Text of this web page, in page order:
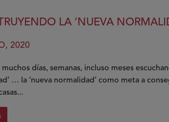
con
COVID-
en
nuestras
playas
LA ‘NUEVA
2020
muchos días, semanas, incluso meses
… la ‘nueva normalidad’ como meta a